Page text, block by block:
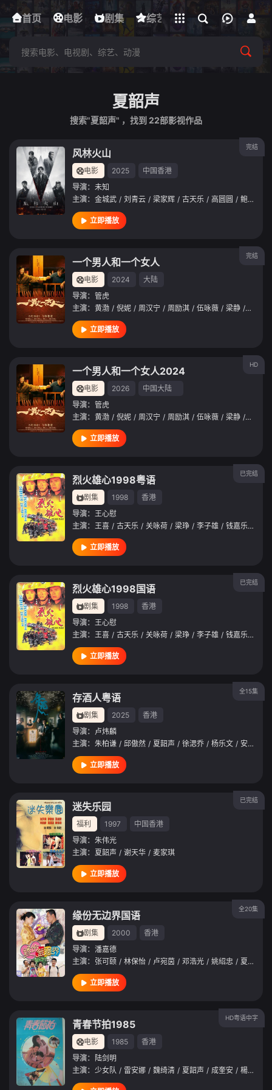
首页 电影 剧集 综艺 动漫 短剧
下载客户端
立即登录
夏韶声
搜索"夏韶声" ，找到 22部影视作品
完结
风林火山
电影 2025
中国香港
导演： 未知
主演： 金城武 / 刘青云 / 梁家辉 / 古天乐 / 高圆圆 / 鲍起静
立即播放
完结
一个男人和一个女人
电影 2024
大陆
导演： 管虎
主演： 黄渤 / 倪妮 / 周汉宁 / 周励淇 / 伍咏薇 / 梁静 / 颜卓灵
立即播放
HD
一个男人和一个女人2024
电影 2026
中国大陆
导演： 管虎
主演： 黄渤 / 倪妮 / 周汉宁 / 周励淇 / 伍咏薇 / 梁静 / 颜卓灵
立即播放
已完结
烈火雄心1998粤语
剧集 1998
香港
导演： 王心慰
主演： 王喜 / 古天乐 / 关咏荷 / 梁琤 / 李子雄 / 钱嘉乐 /
立即播放
已完结
烈火雄心1998国语
剧集 1998
香港
导演： 王心慰
主演： 王喜 / 古天乐 / 关咏荷 / 梁琤 / 李子雄 / 钱嘉乐 /
立即播放
全15集
存酒人粤语
剧集 2025
香港
导演： 卢炜麟
主演： 朱柏谦 / 邱傲然 / 夏韶声 / 徐㴓乔 / 杨乐文 / 安柔潔
立即播放
已完结
迷失乐园
福利 1997
中国香港
导演： 朱伟光
主演： 夏韶声 / 谢天华 / 麦家琪
立即播放
全20集
缘份无边界国语
剧集 2000
香港
导演： 潘嘉德
主演： 张可颐 / 林保怡 / 卢宛茵 / 邓浩光 / 姚绍忠 / 夏萍
立即播放
HD粤语中字
青春节拍1985
电影 1985
香港
导演：
陆剑明
主演： 少女队 / 雷安娜 / 魏绮清 / 夏韶声 / 成奎安 / 楊振耀